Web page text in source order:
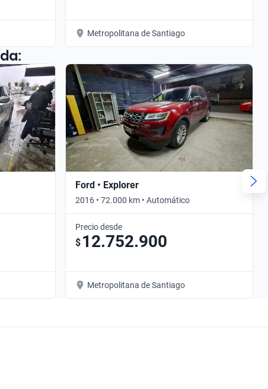
Metropolitana de Santiago
Ford • Explorer
2016 • 72.000 km • Automático
Precio desde
$ 12.752.900
Metropolitana de Santiago